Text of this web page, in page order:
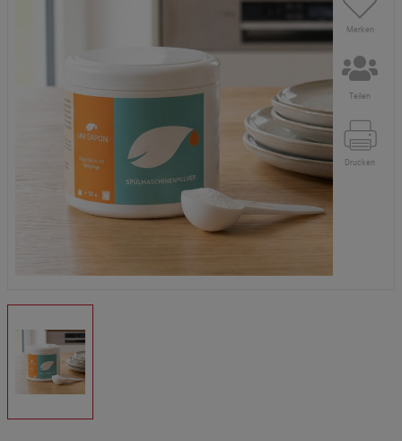
Merken
Teilen
Drucken